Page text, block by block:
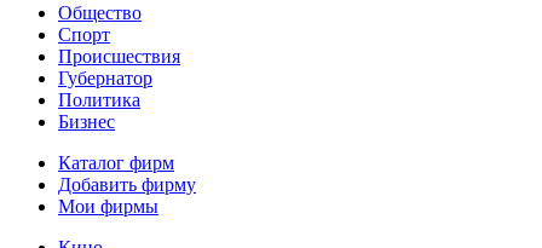
Общество
Спорт
Происшествия
Губернатор
Политика
Бизнес
Каталог фирм
Добавить фирму
Мои фирмы